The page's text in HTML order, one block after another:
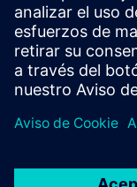
standard
equipped with a
Más información